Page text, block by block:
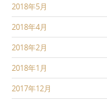
2018年5月
2018年4月
2018年2月
2018年1月
2017年12月